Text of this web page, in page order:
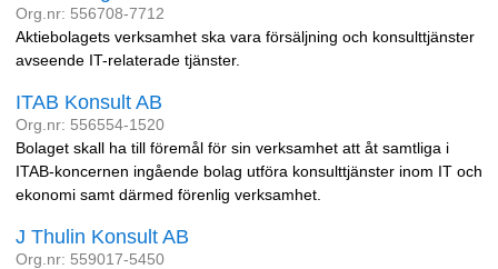
Org.nr: 556708-7712
Aktiebolagets verksamhet ska vara försäljning och konsulttjänster
avseende IT-relaterade tjänster.
ITAB Konsult AB
Org.nr: 556554-1520
Bolaget skall ha till föremål för sin verksamhet att åt samtliga i
ITAB-koncernen ingående bolag utföra konsulttjänster inom IT och
ekonomi samt därmed förenlig verksamhet.
J Thulin Konsult AB
Org.nr: 559017-5450